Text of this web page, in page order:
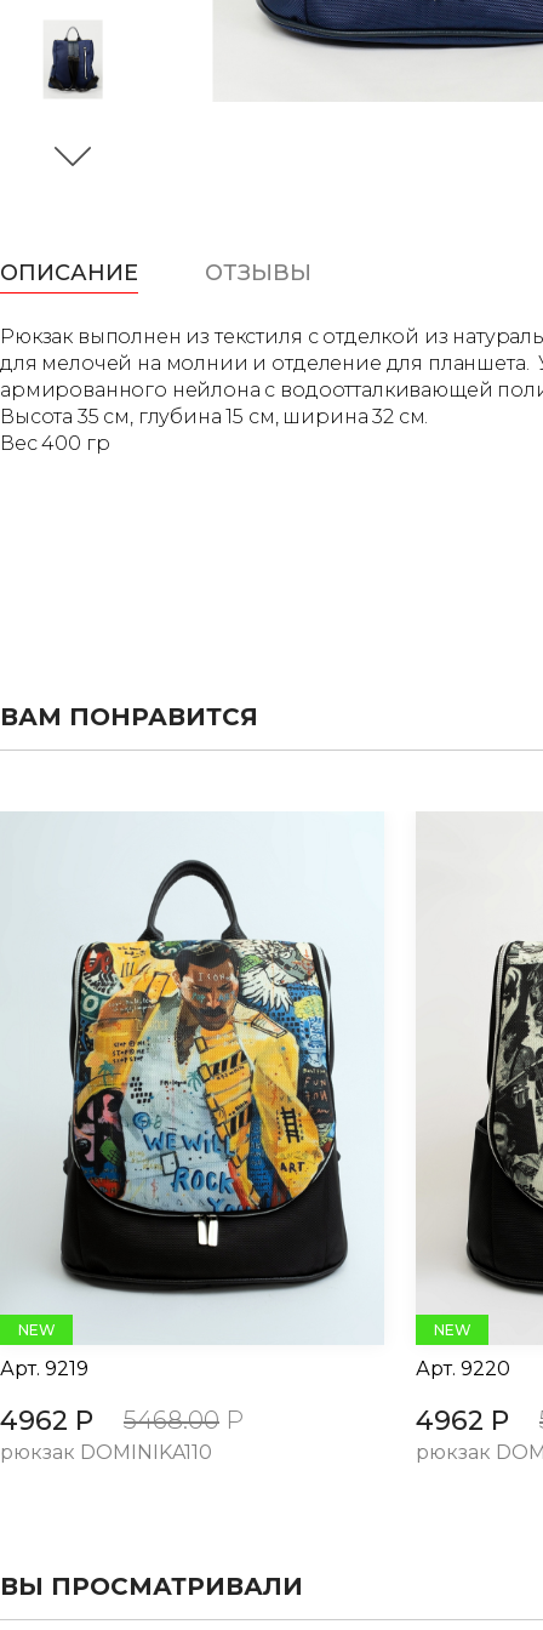
ОПИСАНИЕ ОТЗЫВЫ
Рюкзак выполнен из текстиля с отделкой из
для мелочей на молнии и отделение для планшета.
армированного нейлона с водоотталкивающей
Высота 35 см, глубина 15 см, ширина 32 см.
Вес 400 гр
ВАМ ПОНРАВИТСЯ
NEW
Арт. 9219
4962 Р 5468.00 Р
рюкзак DOMINIKA110
NEW
Арт. 9220
4962 Р
рюкзак
ВЫ ПРОСМАТРИВАЛИ